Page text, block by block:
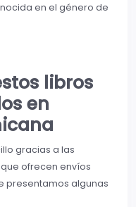
en el género de
libros
en
gracias a las
ofrecen envíos
presentamos algunas